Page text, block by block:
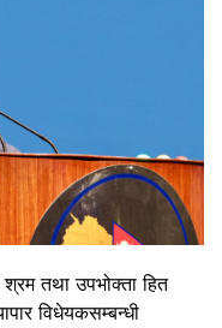
तथा उपभोक्ता हित
विधेयकसम्बन्धी